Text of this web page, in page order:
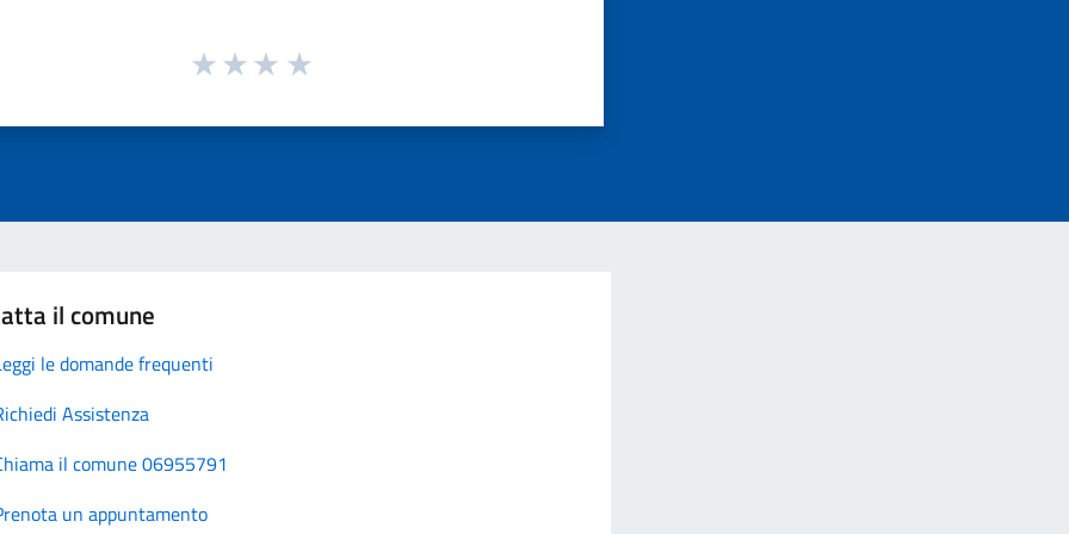
il comune
le domande frequenti
Assistenza
il comune 06955791
un appuntamento